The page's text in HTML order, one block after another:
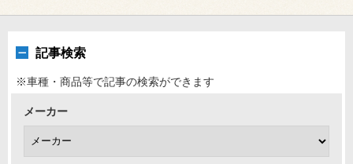
記事検索
※車種・商品等で記事の検索ができます
メーカー